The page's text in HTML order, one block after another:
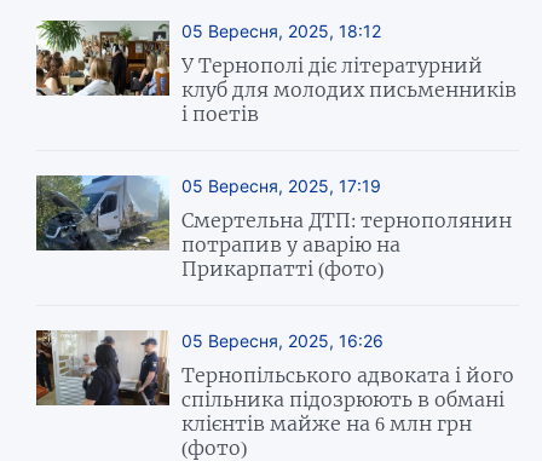
05 Вересня, 2025, 18:12
У Тернополі діє літературний
клуб для молодих письменників
і поетів
05 Вересня, 2025, 17:19
Смертельна ДТП: тернополянин
потрапив у аварію на
Прикарпатті (фото)
05 Вересня, 2025, 16:26
Тернопільського адвоката і його
спільника підозрюють в обмані
клієнтів майже на 6 млн грн
(фото)